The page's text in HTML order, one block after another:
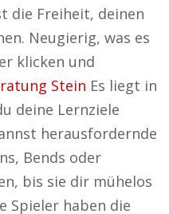
die Freiheit, deinen
Neugierig, was es
klicken und
Stein Es liegt in
deine Lernziele
herausfordernde
Bends oder
bis sie dir mühelos
Spieler haben die